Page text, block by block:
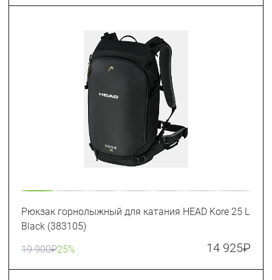
Рюкзак горнолыжный для катания HEAD Kore 25 L
Black (383105)
19 900₽25% 14 925₽